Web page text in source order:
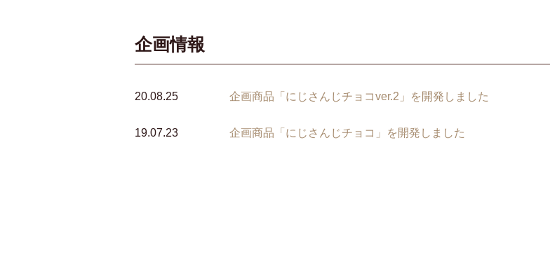
企画情報
20.08.25 企画商品「にじさんじチョコver.2」を開発しました
19.07.23 企画商品「にじさんじチョコ」を開発しました